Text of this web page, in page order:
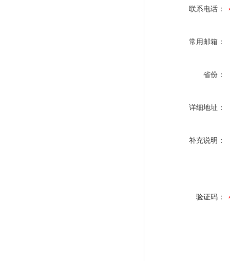
联系电话：
常用邮箱：
省份：
详细地址：
补充说明：
验证码：